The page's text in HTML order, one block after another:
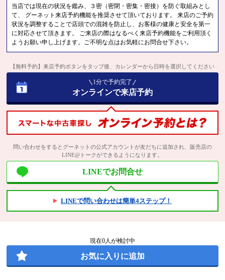
当店では現在の状況を鑑み、３密（密閉・密集・密接）を防ぐ取組みとし
て、 グーネット来店予約機能を推奨させて頂いております。 来店のご予約
状況を調整することで店頭での混雑を防止し、お客様の健康と安全を第一
に対応させて頂きます。 ご来店の際はなるべく来店予約機能をご利用頂く
ようお願い申し上げます。ご不明な点はお気軽にお問合せ下さい。
【無料予約】来店予約ボタンをタップ後、カレンダーから日時を選択してください
1分で予約完了
オンラインで来店予約
問い合わせをするとグーネットの公式アカウントが友だちに追加され、販売店の
LINE@トークができるようになります。
LINEでお問合せ
LINEで問い合わせは簡単4ステップ！
現在0人が検討中
お気に入りに追加